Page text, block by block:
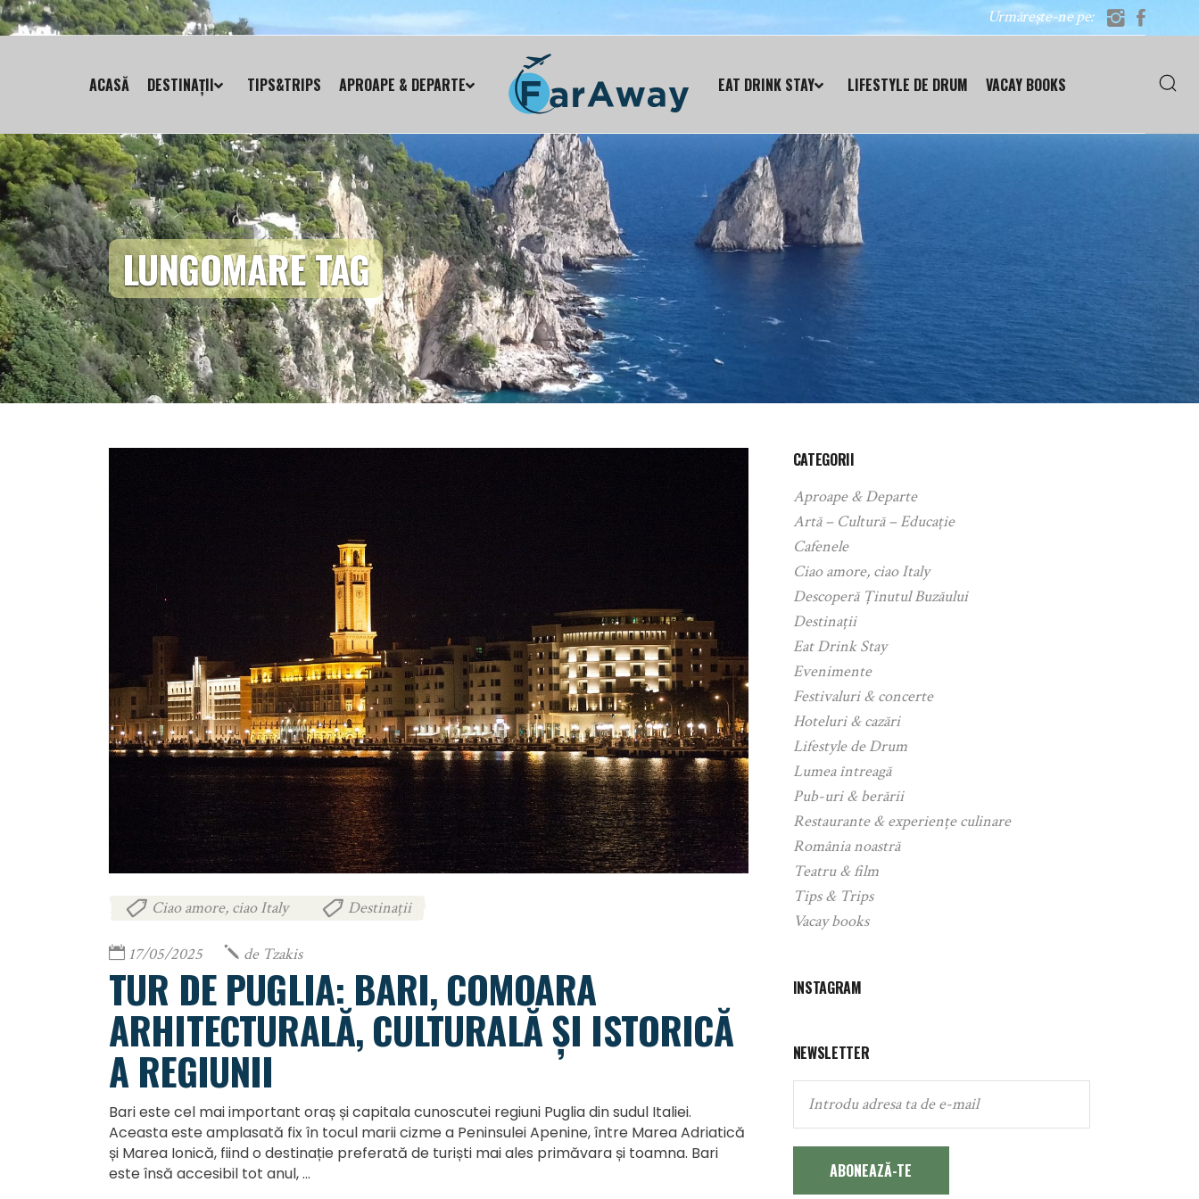
Urmărește-ne pe:
ACASĂ DESTINAȚII TIPS&TRIPS APROAPE & DEPARTE EAT DRINK STAY LIFESTYLE DE DRUM VACAY BOOKS
LUNGOMARE TAG
Ciao amore, ciao Italy Destinații
17/05/2025 de Tzakis
TUR DE PUGLIA: BARI, COMOARA
ARHITECTURALĂ, CULTURALĂ ȘI ISTORICĂ
A REGIUNII
Bari este cel mai important oraș și capitala cunoscutei regiuni Puglia din sudul Italiei.
Aceasta este amplasată fix în tocul marii cizme a Peninsulei Apenine, între Marea Adriatică
și Marea Ionică, fiind o destinație preferată de turiști mai ales primăvara și toamna. Bari
este însă accesibil tot anul,
CATEGORII
Aproape & Departe
Artă – Cultură – Educație
Cafenele
Ciao amore, ciao Italy
Descoperă Ținutul Buzăului
Destinații
Eat Drink Stay
Evenimente
Festivaluri & concerte
Hoteluri & cazări
Lifestyle de Drum
Lumea întreagă
Pub-uri & berării
Restaurante & experiențe culinare
România noastră
Teatru & film
Tips & Trips
Vacay books
INSTAGRAM
NEWSLETTER
ABONEAZĂ-TE